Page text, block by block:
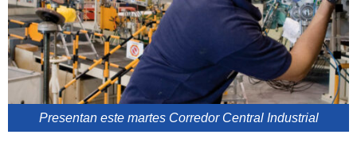
Presentan este martes Corredor Central Industrial